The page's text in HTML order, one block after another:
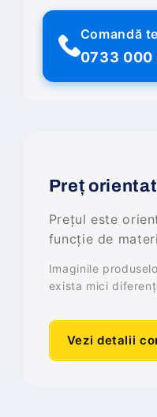
Comandă
0733 000
Preț
Prețul este
funcție de
Imaginile
exista mici
Vezi detalii